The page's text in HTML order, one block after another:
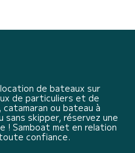
de bateaux sur
de particuliers et de
ou bateau à
sans skipper, réservez une
! Samboat met en relation
confiance.